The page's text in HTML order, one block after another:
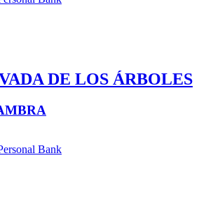
DE LOS ÁRBOLES